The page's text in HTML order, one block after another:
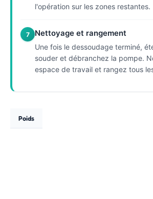
l'opération sur les zones restantes.
7 Nettoyage et rangement
Une fois le dessoudage terminé,
souder et débranchez la pompe.
espace de travail et rangez tous
Poids